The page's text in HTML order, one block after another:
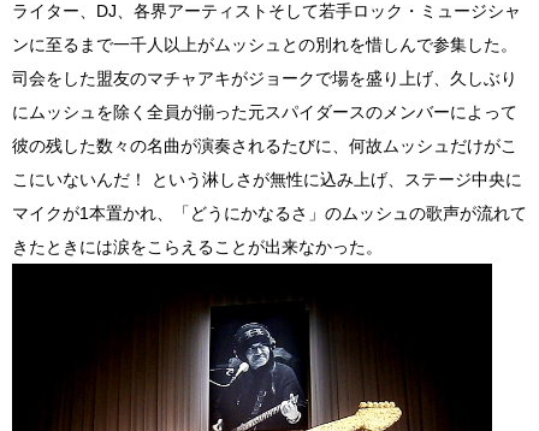
ライター、DJ、各界アーティストそして若手ロック・ミュージシャ
ンに至るまで一千人以上がムッシュとの別れを惜しんで参集した。
司会をした盟友のマチャアキがジョークで場を盛り上げ、久しぶり
にムッシュを除く全員が揃った元スパイダースのメンバーによって
彼の残した数々の名曲が演奏されるたびに、何故ムッシュだけがこ
こにいないんだ！ という淋しさが無性に込み上げ、ステージ中央に
マイクが1本置かれ、「どうにかなるさ」のムッシュの歌声が流れて
きたときには涙をこらえることが出来なかった。